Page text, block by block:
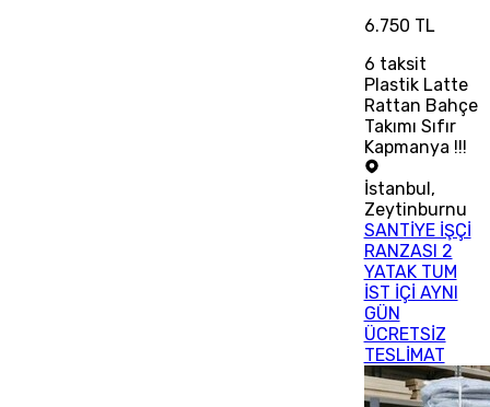
6.750 TL
6 taksit
Plastik Latte
Rattan Bahçe
Takımı Sıfır
Kapmanya !!!
İstanbul ,
Zeytinburnu
SANTİYE İŞÇİ
RANZASI 2
YATAK TUM
İST İÇİ AYNI
GÜN
ÜCRETSİZ
TESLİMAT